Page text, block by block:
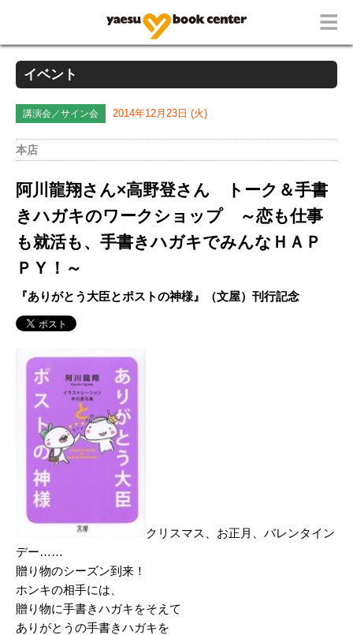
イベント
講演会／サイン会 2014年12月23日 (火)
本店
阿川龍翔さん×高野登さん トーク＆手書
きハガキのワークショップ ～恋も仕事
も就活も、手書きハガキでみんなＨＡＰ
ＰＹ！～
『ありがとう大臣とポストの神様』（文屋）刊行記念
クリスマス、お正月、バレンタイン
デー……
贈り物のシーズン到来！
ホンキの相手には、
贈り物に手書きハガキをそえて
ありがとうの手書きハガキを